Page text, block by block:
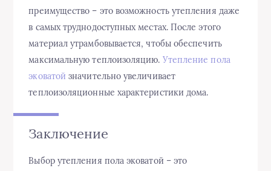
преимущество – это возможность утепления даже
в самых труднодоступных местах. После этого
материал утрамбовывается, чтобы обеспечить
максимальную теплоизоляцию. Утепление пола
эковатой значительно увеличивает
теплоизоляционные характеристики дома.
Заключение
Выбор утепления пола эковатой – это